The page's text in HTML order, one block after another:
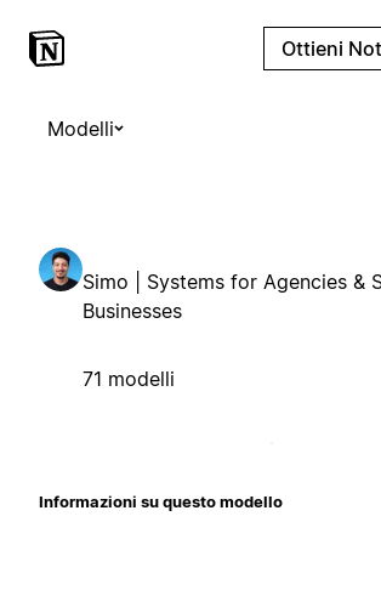
Ottieni
Modelli
Simo | Systems for Agencies &
Businesses
71 modelli
Informazioni su questo modello